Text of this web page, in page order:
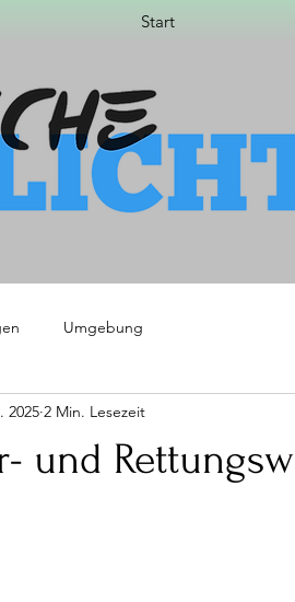
Start
Umgebung
und
2025 2 Min. Lesezeit